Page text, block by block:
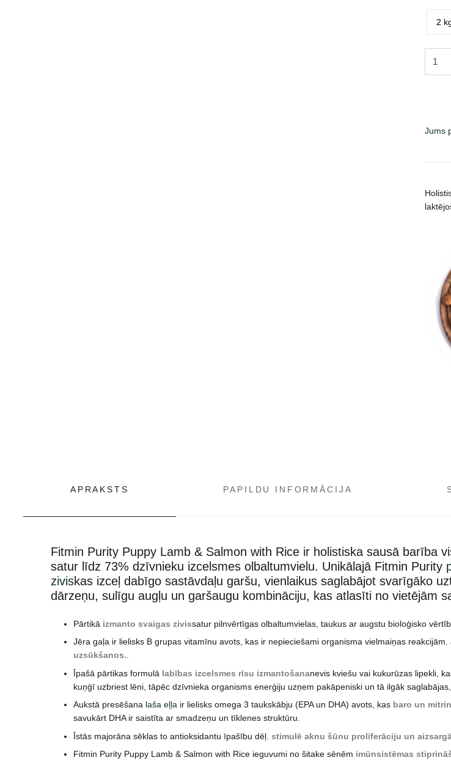
2
Jums
APRAKSTS PAPILDU INFORMĀCIJA
Fitmin Purity Puppy Lamb & Salmon with Rice ir holistiska sausā barība
satur līdz 73% dzīvnieku izcelsmes olbaltumvielu. Unikālajā Fitmin Purity
ziviskas izceļ dabīgo sastāvdaļu garšu, vienlaikus saglabājot svarīgāko
dārzeņu, sulīgu augļu un garšaugu kombināciju, kas atlasīti no vietējām
Pārtikā izmanto svaigas zivissatur pilnvērtīgas olbaltumvielas, taukus ar augstu bioloģisko
Jēra gaļa ir lielisks B grupas vitamīnu avots, kas ir nepieciešami organisma vielmaiņas reakcijām.
uzsūkšanos..
Īpašā pārtikas formulā labības izcelsmes rīsu izmantošananevis kviešu vai kukurūzas lipekli,
kuņģī uzbriest lēni, tāpēc dzīvnieka organisms enerģiju uzņem pakāpeniski un tā ilgāk
Aukstā presēšana laša eļļa ir lielisks omega 3 taukskābju (EPA un DHA) avots, kas baro un
savukārt DHA ir saistīta ar smadzeņu un tīklenes struktūru.
Īstās majorāna sēklas to antioksidantu īpašību dēļ. stimulē aknu šūnu proliferāciju un
Fitmin Purity Puppy Lamb & Salmon with Rice ieguvumi no šitake sēnēm imūnsistēmas